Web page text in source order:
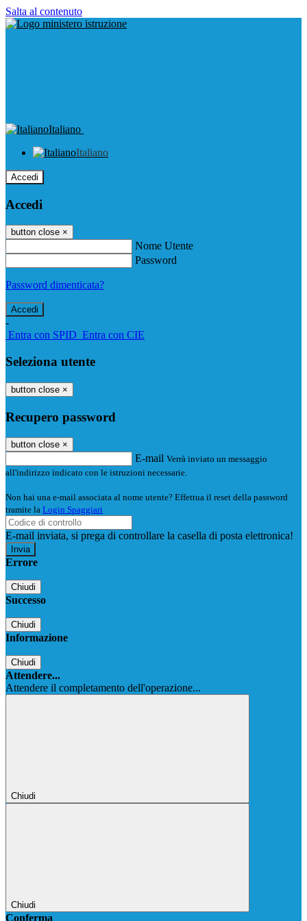
Salta al contenuto
Italiano
Italiano
Accedi
Accedi
button close ×
Nome Utente
Password
Password dimenticata?
-
Entra con SPID Entra con CIE
Seleziona utente
button close ×
Recupero password
button close ×
E-mail Verrà inviato un messaggio
all'indirizzo indicato con le istruzioni necessarie.
Non hai una e-mail associata al nome utente? Effettua il reset della password
tramite la Login Spaggiari
E-mail inviata, si prega di controllare la casella di posta elettronica!
Errore
Chiudi
Successo
Chiudi
Informazione
Chiudi
Attendere...
Attendere il completamento dell'operazione...
Chiudi
Chiudi
Conferma